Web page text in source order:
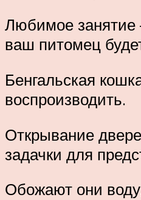
Любимое занятие
ваш питомец
Бенгальская
воспроизводить.
Открывание
задачки для
Обожают они